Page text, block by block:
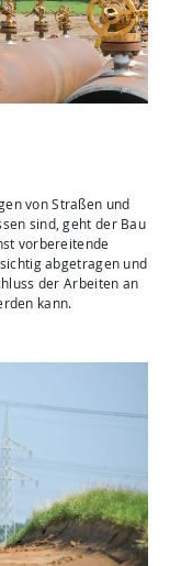
von Straßen und
sind, geht der Bau
vorbereitende
abgetragen und
der Arbeiten an
kann.